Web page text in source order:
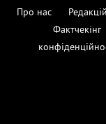
Про нас
Фактчекінг